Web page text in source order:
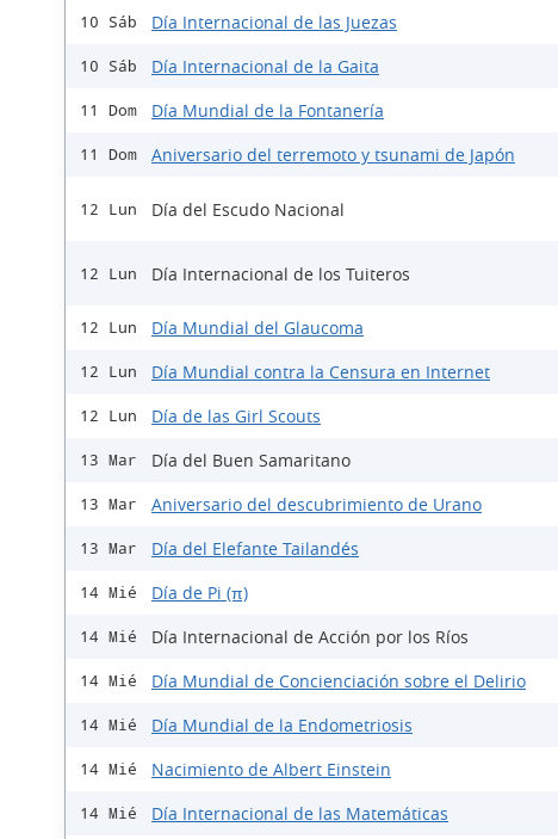
10 Sáb Día Internacional de las Juezas
10 Sáb Día Internacional de la Gaita
11 Dom Día Mundial de la Fontanería
11 Dom Aniversario del terremoto y tsunami de Japón
12 Lun Día del Escudo Nacional
12 Lun Día Internacional de los Tuiteros
12 Lun Día Mundial del Glaucoma
12 Lun Día Mundial contra la Censura en Internet
12 Lun Día de las Girl Scouts
13 Mar Día del Buen Samaritano
13 Mar Aniversario del descubrimiento de Urano
13 Mar Día del Elefante Tailandés
14 Mié Día de Pi (π)
14 Mié Día Internacional de Acción por los Ríos
14 Mié Día Mundial de Concienciación sobre el Delirio
14 Mié Día Mundial de la Endometriosis
14 Mié Nacimiento de Albert Einstein
14 Mié Día Internacional de las Matemáticas